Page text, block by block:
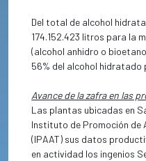
Del total de alcohol
174.152.423 litros para la
(alcohol anhidro o
56% del alcohol hidratado
Avance de la zafra en las
Las plantas ubicadas en
Instituto de Promoción de
(IPAAT) sus datos
en actividad los ingenios